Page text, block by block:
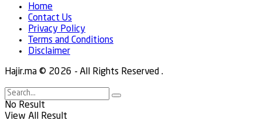
Home
Contact Us
Privacy Policy
Terms and Conditions
Disclaimer
Hajir.ma © 2026 - All Rights Reserved .
No Result
View All Result